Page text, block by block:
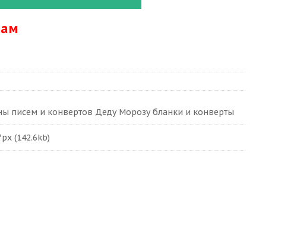
писем и конвертов Деду Морозу бланки и конверты
(142.6kb)